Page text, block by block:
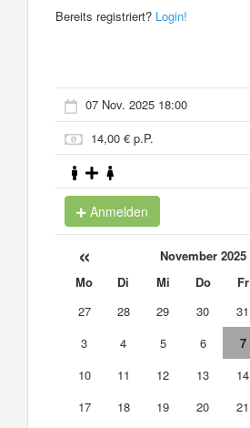
Bereits registriert? Login!
07 Nov. 2025 18:00
14,00 € p.P.
Anmelden
« November 2025
Mo Di Mi Do Fr
27
28 29 30 31
3
4 5 6 7
10
11 12 13 14
17
18 19 20 21